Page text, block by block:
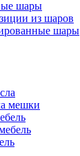
шары
из шаров
шары
мешки